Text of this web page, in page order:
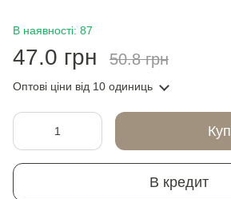
В наявності: 87
47.0 грн 50.8 грн
Оптові ціни від 10 одиниць
В кредит